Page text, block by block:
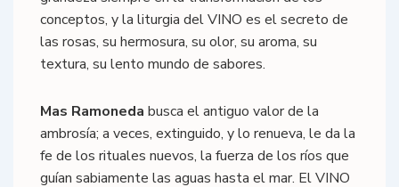
conceptos, y la liturgia del VINO es el secreto de
las rosas, su hermosura, su olor, su aroma, su
textura, su lento mundo de sabores.
Mas Ramoneda busca el antiguo valor de la
ambrosía; a veces, extinguido, y lo renueva, le da la
fe de los rituales nuevos, la fuerza de los ríos que
guían sabiamente las aguas hasta el mar. El VINO